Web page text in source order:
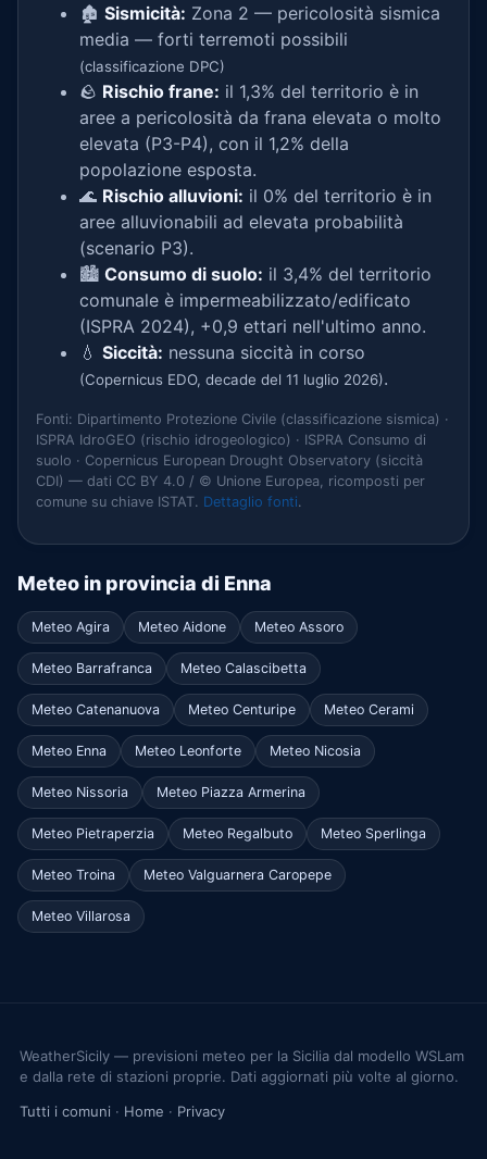
🏚️ Sismicità: Zona 2 — pericolosità sismica
media — forti terremoti possibili
(classificazione DPC)
🪨 Rischio frane: il 1,3% del territorio è in
aree a pericolosità da frana elevata o molto
elevata (P3-P4), con il 1,2% della
popolazione esposta.
🌊 Rischio alluvioni: il 0% del territorio è in
aree alluvionabili ad elevata probabilità
(scenario P3).
🏙️ Consumo di suolo: il 3,4% del territorio
comunale è impermeabilizzato/edificato
(ISPRA 2024), +0,9 ettari nell'ultimo anno.
💧 Siccità: nessuna siccità in corso
(Copernicus EDO, decade del 11 luglio 2026).
Fonti: Dipartimento Protezione Civile (classificazione sismica) ·
ISPRA IdroGEO (rischio idrogeologico) · ISPRA Consumo di
suolo · Copernicus European Drought Observatory (siccità
CDI) — dati CC BY 4.0 / © Unione Europea, ricomposti per
comune su chiave ISTAT. Dettaglio fonti.
Meteo in provincia di Enna
Meteo Agira Meteo Aidone Meteo Assoro
Meteo Barrafranca Meteo Calascibetta
Meteo Catenanuova Meteo Centuripe Meteo Cerami
Meteo Enna Meteo Leonforte Meteo Nicosia
Meteo Nissoria Meteo Piazza Armerina
Meteo Pietraperzia Meteo Regalbuto Meteo Sperlinga
Meteo Troina Meteo Valguarnera Caropepe
Meteo Villarosa
WeatherSicily — previsioni meteo per la Sicilia dal modello WSLam
e dalla rete di stazioni proprie. Dati aggiornati più volte al giorno.
Tutti i comuni · Home · Privacy